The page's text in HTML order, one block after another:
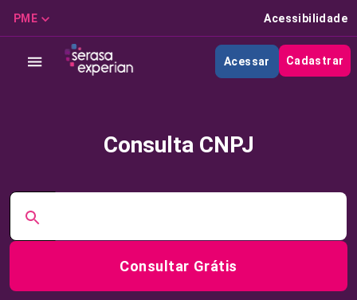
PME Acessibilidade
Acessar Cadastrar
Consulta CNPJ
Consultar Grátis